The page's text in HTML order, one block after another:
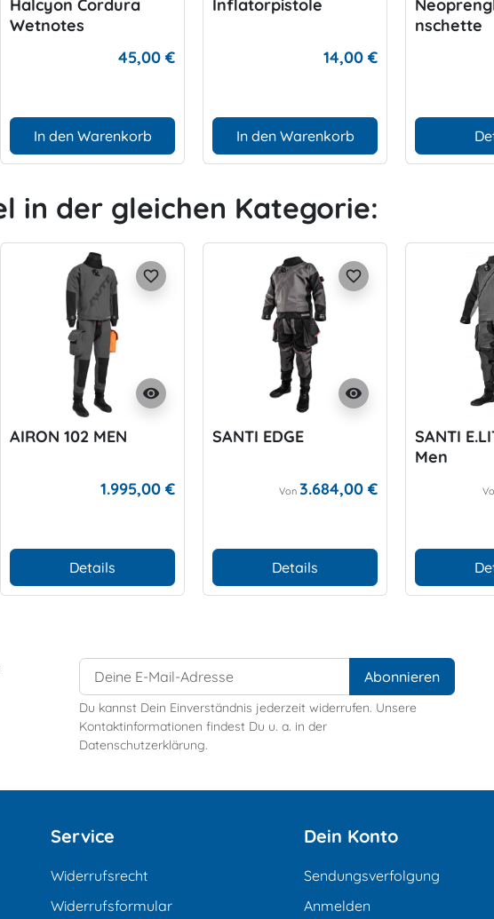
Halcyon Cordura
Wetnotes
45,00 €
In den Warenkorb
Inflatorpistole
14,00 €
In den Warenkorb
nschette
in der gleichen Kategorie:
visibility
favorite_border
AIRON 102 MEN
1.995,00 €
Details
visibility
favorite_border
SANTI EDGE
Von 3.684,00 €
Details
SANTI
Men
Du kannst Dein Einverständnis jederzeit widerrufen. Unsere
Kontaktinformationen findest Du u. a. in der
Datenschutzerklärung.
Service
Widerrufsrecht
Widerrufsformular
Dein Konto
Sendungsverfolgung
Anmelden